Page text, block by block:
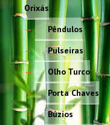
Orixás
Pêndulos
Pulseiras
Olho Turco
Porta Chaves
Búzios